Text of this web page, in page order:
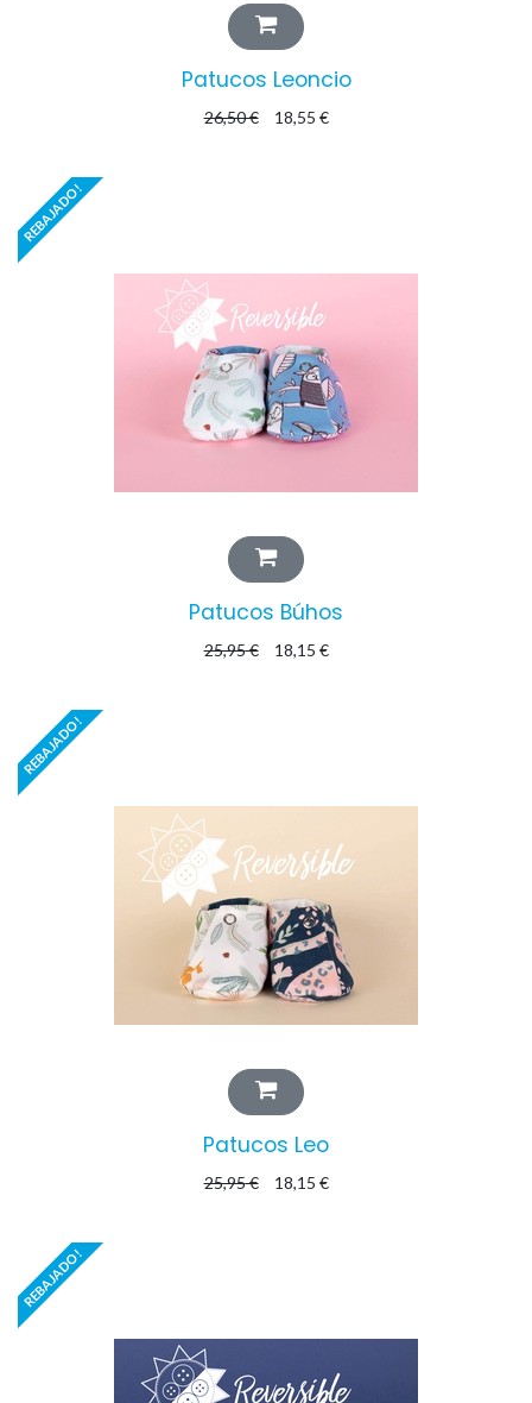
Patucos Leoncio
26,50€ 18,55 €
Patucos Búhos
25,95€ 18,15 €
REBAJADO!
Patucos Leo
25,95€ 18,15 €
REBAJADO!
REBAJADO!